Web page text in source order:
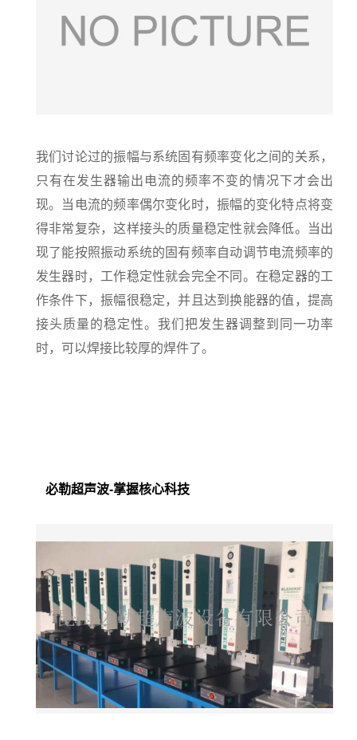
我们讨论过的振幅与系统固有频率变化之间的关系，
只有在发生器输出电流的频率不变的情况下才会出
现。当电流的频率偶尔变化时，振幅的变化特点将变
得非常复杂，这样接头的质量稳定性就会降低。当出
现了能按照振动系统的固有频率自动调节电流频率的
发生器时，工作稳定性就会完全不同。在稳定器的工
作条件下，振幅很稳定，并且达到换能器的值，提高
接头质量的稳定性。我们把发生器调整到同一功率
时，可以焊接比较厚的焊件了。
必勒超声波-掌握核心科技